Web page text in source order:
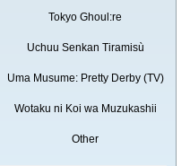
Tokyo Ghoul:re
Uchuu Senkan Tiramisù
Uma Musume: Pretty Derby (TV)
Wotaku ni Koi wa Muzukashii
Other